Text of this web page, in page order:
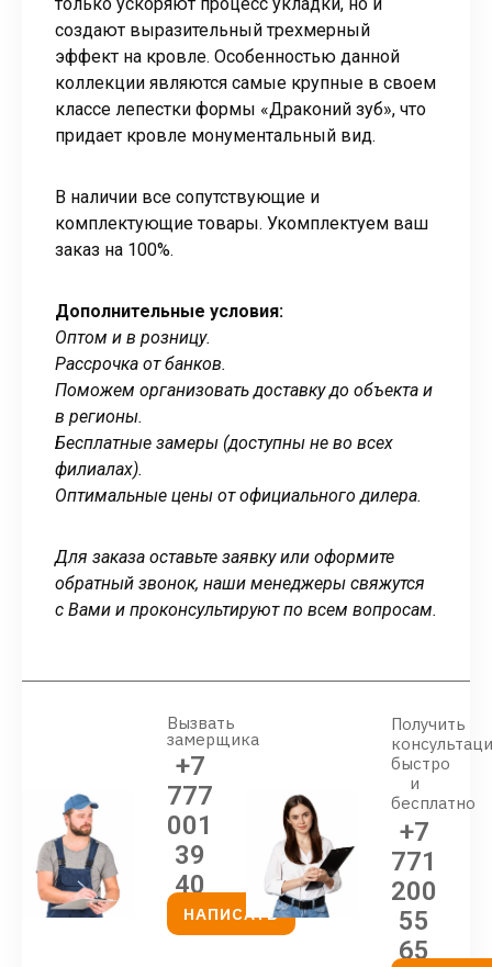
создают выразительный трехмерный
эффект на кровле. Особенностью данной
коллекции являются самые крупные в своем
классе лепестки формы «Драконий зуб», что
придает кровле монументальный вид.
В наличии все сопутствующие и
комплектующие товары. Укомплектуем ваш
заказ на 100%.
Дополнительные условия:
Оптом и в розницу.
Рассрочка от банков.
Поможем организовать доставку до объекта и
в регионы.
Бесплатные замеры (доступны не во всех
филиалах).
Оптимальные цены от официального дилера.
Для заказа оставьте заявку или оформите
обратный звонок, наши менеджеры свяжутся
с Вами и проконсультируют по всем вопросам.
Вызвать
замерщика
+7
777
001
39
40
НАПИСАТЬ
Получить
быстро
и
бесплатно
+7
771
200
55
65